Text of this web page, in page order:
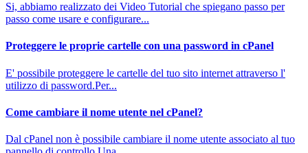
Si, abbiamo realizzato dei Video Tutorial che spiegano passo per
passo come usare e configurare...
Proteggere le proprie cartelle con una password in cPanel
E' possibile proteggere le cartelle del tuo sito internet attraverso l'
utilizzo di password.Per...
Come cambiare il nome utente nel cPanel?
Dal cPanel non è possibile cambiare il nome utente associato al tuo